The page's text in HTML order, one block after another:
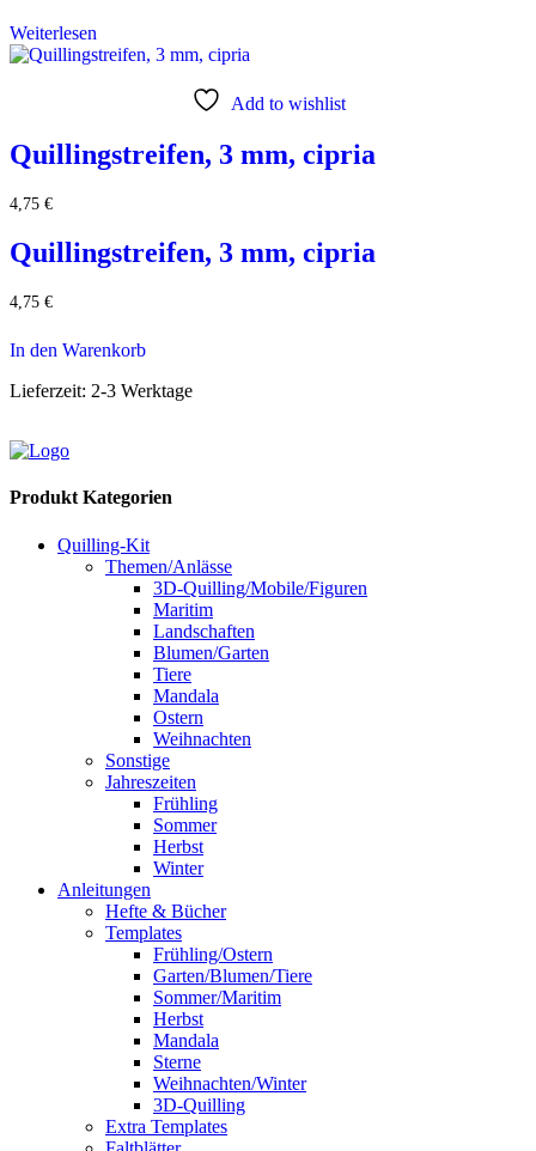
Weiterlesen
Add to wishlist
Quillingstreifen, 3 mm, cipria
4,75 €
Quillingstreifen, 3 mm, cipria
4,75 €
In den Warenkorb
Lieferzeit: 2-3 Werktage
Produkt Kategorien
Quilling-Kit
Themen/Anlässe
3D-Quilling/Mobile/Figuren
Maritim
Landschaften
Blumen/Garten
Tiere
Mandala
Ostern
Weihnachten
Sonstige
Jahreszeiten
Frühling
Sommer
Herbst
Winter
Anleitungen
Hefte & Bücher
Templates
Frühling/Ostern
Garten/Blumen/Tiere
Sommer/Maritim
Herbst
Mandala
Sterne
Weihnachten/Winter
3D-Quilling
Extra Templates